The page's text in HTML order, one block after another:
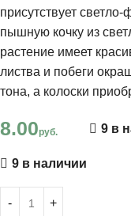
присутствует
пышную кочку из
растение имеет
листва и побеги
тона, а колоски
8.00руб. 9 в
9 в наличии